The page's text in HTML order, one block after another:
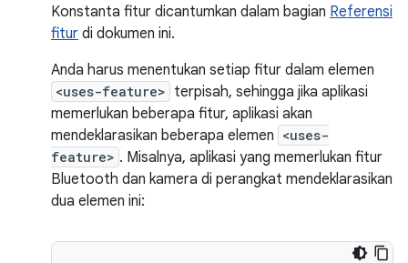
Konstanta fitur dicantumkan dalam bagian Referensi
fitur di dokumen ini.
Anda harus menentukan setiap fitur dalam elemen
<uses-feature> terpisah, sehingga jika aplikasi
memerlukan beberapa fitur, aplikasi akan
mendeklarasikan beberapa elemen <uses-
feature> . Misalnya, aplikasi yang memerlukan fitur
Bluetooth dan kamera di perangkat mendeklarasikan
dua elemen ini: